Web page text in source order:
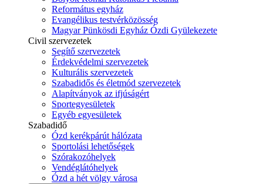
Református egyház
Evangélikus testvérközösség
Magyar Pünkösdi Egyház Ózdi Gyülekezete
Civil szervezetek
Segítő szervezetek
Érdekvédelmi szervezetek
Kulturális szervezetek
Szabadidős és életmód szervezetek
Alapítványok az ifjúságért
Sportegyesületek
Egyéb egyesületek
Szabadidő
Ózd kerékpárút hálózata
Sportolási lehetőségek
Szórakozóhelyek
Vendéglátóhelyek
Ózd a hét völgy városa